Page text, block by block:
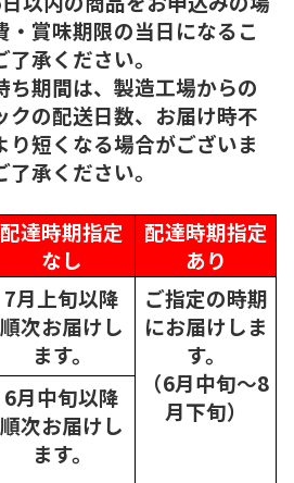
・賞味期限の当日になるこ
承ください。
期間は、製造工場からの
クの配送日数、お届け時不
り短くなる場合がございま
承ください。
配達時期指定
なし
配達時期指定
あり
7月上旬以降
順次お届けし
ます。
ご指定の時期
にお届けしま
す。
（6月中旬～8
月下旬）
6月中旬以降
順次お届けし
ます。